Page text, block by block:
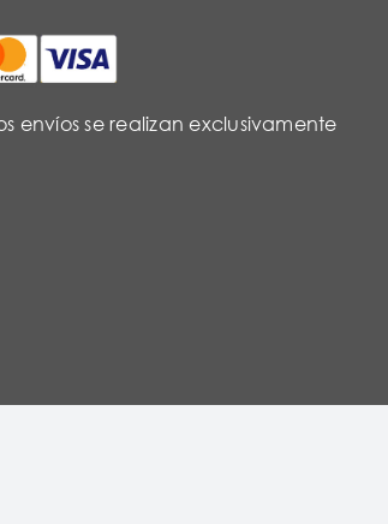
envíos se realizan exclusivamente